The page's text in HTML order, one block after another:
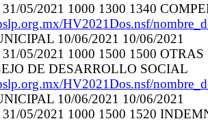
31/05/2021 1000 1300 1340
HV2021Dos.nsf/
10/06/2021 10/06/2021
05/2021 1000 1500 1500
DE DESARROLLO SOCIAL
HV2021Dos.nsf/
10/06/2021 10/06/2021
05/2021 1000 1500 1520